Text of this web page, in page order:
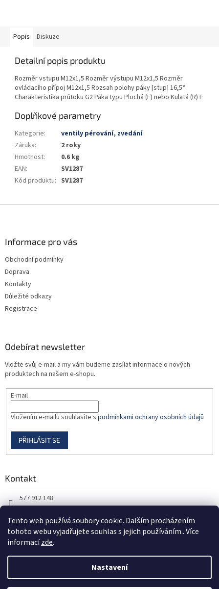
Tento web používá soubory cookie. Dalším procházením
tohoto webu vyjadřujete souhlas s jejich používáním.. Více
informacízde.
Nastavení
Popis Diskuze
Detailní popis produktu
Rozměr vstupu M12x1,5 Rozměr výstupu M12x1,5 Rozměr
ovládacího přípoj M12x1,5 Rozsah polohy páky [stup] 16,5°
Charakteristika průtoku G2 Páka typu Plochá (F) nebo Kulatá (R) F
Doplňkové parametry
Kategorie:
ventily pérování, zvedání
Záruka:
2 roky
Hmotnost:
0.6 kg
EAN:
SV1287
Kód produktu: SV1287
Informace pro vás
Obchodní podmínky
Doprava
Kontakty
Důležité odkazy
Registrace
Odebírat newsletter
Vložte svůj e-mail a my vám budeme zasílat informace o nových
produktech na našem e-shopu.
E-mail
Vložením e-mailu souhlasíte s podmínkami ochrany osobních údajů
PŘIHLÁSIT SE
Kontakt
577 912 148
Vytvořil Shoptet